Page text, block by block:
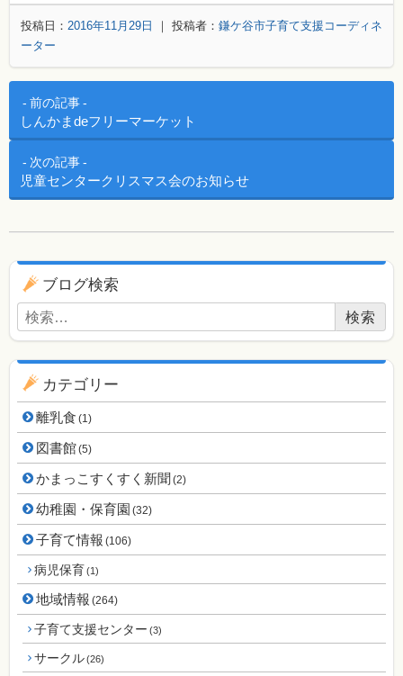
投稿日： 2016年11月29日 ｜ 投稿者： 鎌ケ谷市子育て支援コーディネ
ーター
投稿ナビゲーション
前の記事
しんかまdeフリーマーケット
次の記事
児童センタークリスマス会のお知らせ
ブログ用ナビゲーション
ブログ検索
検索:
カテゴリー
離乳食 (1)
図書館(5)
かまっこすくすく新聞 (2)
幼稚園・保育園 (32)
子育て情報 (106)
病児保育(1)
地域情報 (264)
子育て支援センター (3)
サークル(26)